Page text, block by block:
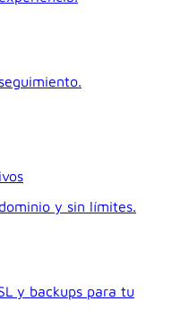
y sin límites.
y backups para tu